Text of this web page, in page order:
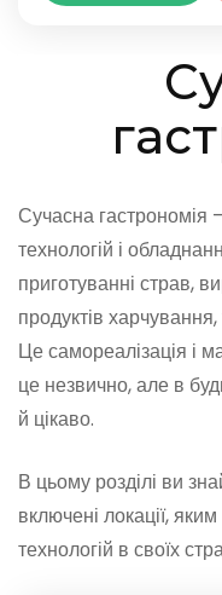
Сучасна гастрономія
технологій і
приготуванні страв,
продуктів
Це самореалізація і
це незвично, але в
й цікаво.
В цьому розділі ви
включені локації,
технологій в своїх